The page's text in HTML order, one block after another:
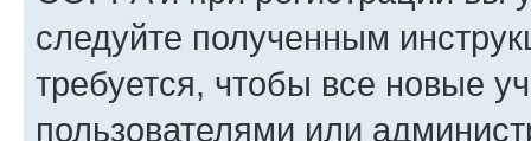
следуйте полученным
требуется, чтобы все новые
пользователями или